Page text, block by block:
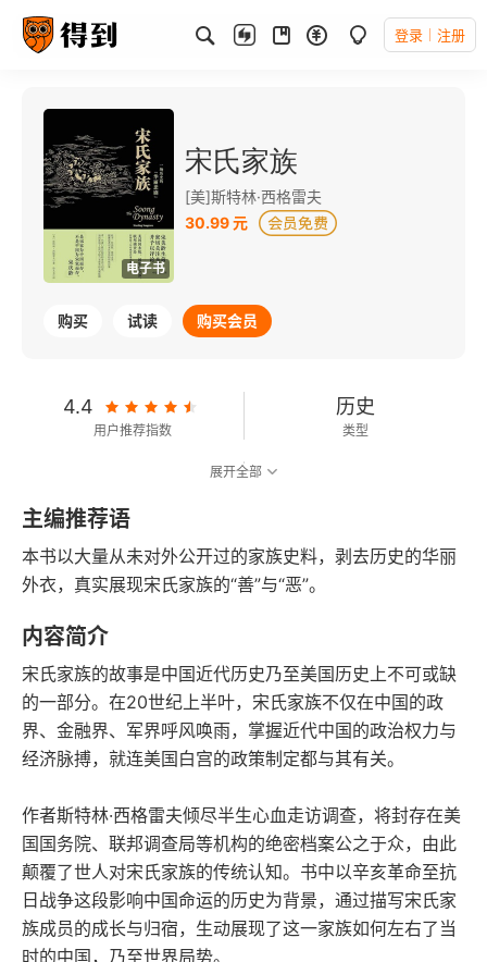
登录 注册
电子书
宋氏家族
[美]斯特林·西格雷夫
30.99 元
购买 试读 购买会员
4.4
用户推荐指数
历史
类型
361千字
字数
2017-05-01
发行日期
展开全部
主编推荐语
本书以大量从未对外公开过的家族史料，剥去历史的华丽
外衣，真实展现宋氏家族的“善”与“恶”。
内容简介
宋氏家族的故事是中国近代历史乃至美国历史上不可或缺
的一部分。在20世纪上半叶，宋氏家族不仅在中国的政
界、金融界、军界呼风唤雨，掌握近代中国的政治权力与
经济脉搏，就连美国白宫的政策制定都与其有关。
作者斯特林·西格雷夫倾尽半生心血走访调查，将封存在美
国国务院、联邦调查局等机构的绝密档案公之于众，由此
颠覆了世人对宋氏家族的传统认知。书中以辛亥革命至抗
日战争这段影响中国命运的历史为背景，通过描写宋氏家
族成员的成长与归宿，生动展现了这一家族如何左右了当
时的中国，乃至世界局势。